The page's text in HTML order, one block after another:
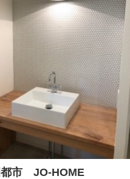
都市 JO-HOME